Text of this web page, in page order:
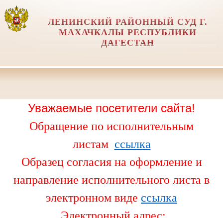
ЛЕНИНСКИЙ РАЙОННЫЙ СУД Г.
МАХАЧКАЛЫ РЕСПУБЛИКИ
ДАГЕСТАН
Уважаемые посетители сайта!
Обращение по исполнительным
листам ссылка
Образец согласия на оформление и
направление исполнительного листа в
электронном виде ссылка